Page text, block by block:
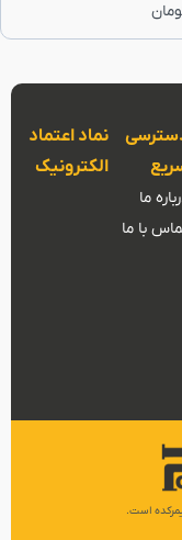
ما
با ما
نماد اعتماد
الکترونیک
است.